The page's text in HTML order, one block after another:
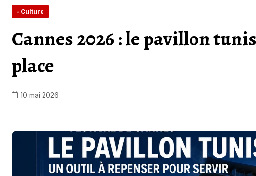
- Culture
Cannes 2026 : le pavillon
place
10 mai 2026